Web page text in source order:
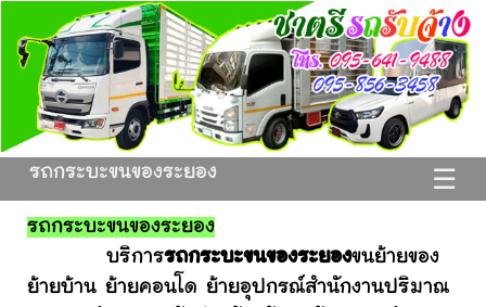
☰
รถกระบะขนของระยอง
รถกระบะขนของระยอง
บริการรถกระบะขนของระยองขนย้ายของ
ย้ายบ้าน ย้ายคอนโด ย้ายอุปกรณ์สำนักงานปริมาณ